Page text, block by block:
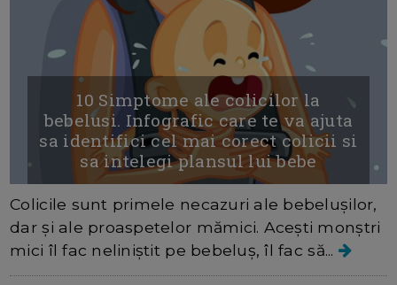
10 Simptome ale colicilor la
bebelusi. Infografic care te va ajuta
sa identifici cel mai corect colicii si
sa intelegi plansul lui bebe
Colicile sunt primele necazuri ale bebelușilor,
dar și ale proaspetelor mămici. Acești monștri
mici îl fac neliniștit pe bebeluș, îl fac să...